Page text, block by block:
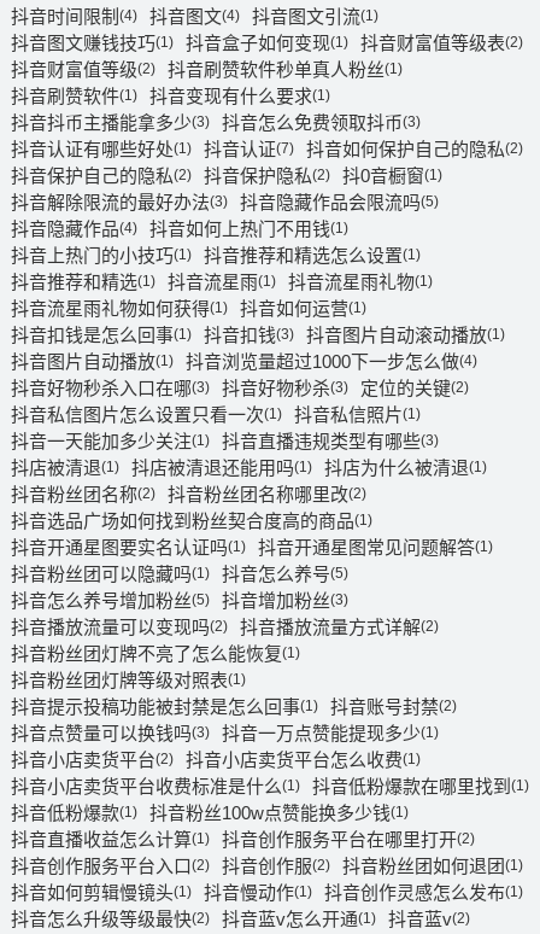
抖音时间限制 (4) 抖音图文(4) 抖音图文引流(1)
抖音图文赚钱技巧(1) 抖音盒子如何变现(1) 抖音财富值等级表(2)
抖音财富值等级(2) 抖音刷赞软件秒单真人粉丝(1)
抖音刷赞软件(1) 抖音变现有什么要求(1)
抖音抖币主播能拿多少(3) 抖音怎么免费领取抖币(3)
抖音认证有哪些好处(1) 抖音认证(7) 抖音如何保护自己的隐私(2)
抖音保护自己的隐私(2) 抖音保护隐私(2) 抖0音橱窗(1)
抖音解除限流的最好办法(3) 抖音隐藏作品会限流吗(5)
抖音隐藏作品(4) 抖音如何上热门不用钱(1)
抖音上热门的小技巧(1) 抖音推荐和精选怎么设置(1)
抖音推荐和精选(1) 抖音流星雨(1) 抖音流星雨礼物(1)
抖音流星雨礼物如何获得(1) 抖音如何运营(1)
抖音扣钱是怎么回事(1) 抖音扣钱(3) 抖音图片自动滚动播放(1)
抖音图片自动播放(1) 抖音浏览量超过1000下一步怎么做(4)
抖音好物秒杀入口在哪(3) 抖音好物秒杀(3) 定位的关键(2)
抖音私信图片怎么设置只看一次(1) 抖音私信照片(1)
抖音一天能加多少关注(1) 抖音直播违规类型有哪些(3)
抖店被清退(1) 抖店被清退还能用吗(1) 抖店为什么被清退(1)
抖音粉丝团名称(2) 抖音粉丝团名称哪里改(2)
抖音选品广场如何找到粉丝契合度高的商品(1)
抖音开通星图要实名认证吗(1) 抖音开通星图常见问题解答(1)
抖音粉丝团可以隐藏吗(1) 抖音怎么养号(5)
抖音怎么养号增加粉丝(5) 抖音增加粉丝(3)
抖音播放流量可以变现吗(2) 抖音播放流量方式详解(2)
抖音粉丝团灯牌不亮了怎么能恢复(1)
抖音粉丝团灯牌等级对照表(1)
抖音提示投稿功能被封禁是怎么回事(1) 抖音账号封禁(2)
抖音点赞量可以换钱吗(3) 抖音一万点赞能提现多少(1)
抖音小店卖货平台(2) 抖音小店卖货平台怎么收费(1)
抖音小店卖货平台收费标准是什么(1) 抖音低粉爆款在哪里找到 (1)
抖音低粉爆款(1) 抖音粉丝100w点赞能换多少钱(1)
抖音直播收益怎么计算(1) 抖音创作服务平台在哪里打开(2)
抖音创作服务平台入口(2) 抖音创作服(2) 抖音粉丝团如何退团(1)
抖音如何剪辑慢镜头(1) 抖音慢动作(1) 抖音创作灵感怎么发布(1)
抖音怎么升级等级最快(2) 抖音蓝v怎么开通(1) 抖音蓝v(2)